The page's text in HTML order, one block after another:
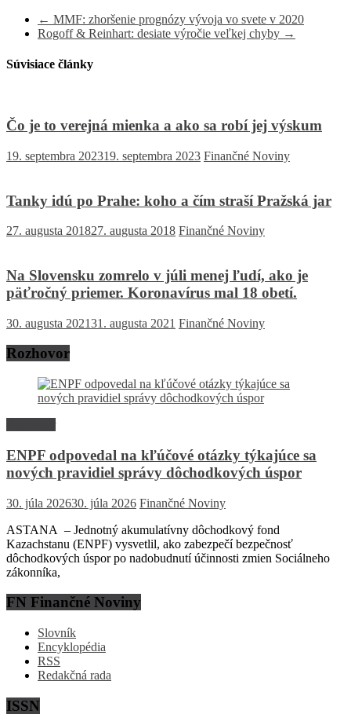
← MMF: zhoršenie prognózy vývoja vo svete v 2020
Rogoff & Reinhart: desiate výročie veľkej chyby →
Súvisiace články
Čo je to verejná mienka a ako sa robí jej výskum
19. septembra 202319. septembra 2023 Finančné Noviny
Tanky idú po Prahe: koho a čím straší Pražská jar
27. augusta 201827. augusta 2018 Finančné Noviny
Na Slovensku zomrelo v júli menej ľudí, ako je
päťročný priemer. Koronavírus mal 18 obetí.
30. augusta 202131. augusta 2021 Finančné Noviny
Rozhovor
ENPF odpovedal na kľúčové otázky týkajúce sa
nových pravidiel správy dôchodkových úspor
30. júla 202630. júla 2026 Finančné Noviny
ASTANA – Jednotný akumulatívny dôchodkový fond
Kazachstanu (ENPF) vysvetlil, ako zabezpečí bezpečnosť
dôchodkových úspor po nadobudnutí účinnosti zmien Sociálneho
zákonníka,
FN Finančné Noviny
Slovník
Encyklopédia
RSS
Redakčná rada
ISSN